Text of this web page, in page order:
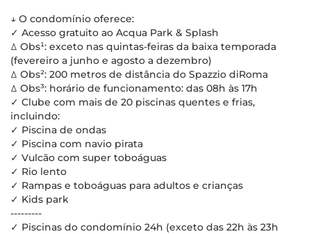
↓ O condomínio oferece:
✓ Acesso gratuito ao Acqua Park & Splash
ꕔ Obs¹: exceto nas quintas-feiras da baixa temporada
(fevereiro a junho e agosto a dezembro)
ꕔ Obs²: 200 metros de distância do Spazzio diRoma
ꕔ Obs³: horário de funcionamento: das 08h às 17h
✓ Clube com mais de 20 piscinas quentes e frias,
incluindo:
✓ Piscina de ondas
✓ Piscina com navio pirata
✓ Vulcão com super toboáguas
✓ Rio lento
✓ Rampas e toboáguas para adultos e crianças
✓ Kids park
---------
✓ Piscinas do condomínio 24h (exceto das 22h às 23h